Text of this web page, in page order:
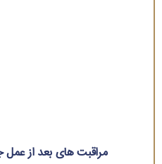
مراقبت های بعد از